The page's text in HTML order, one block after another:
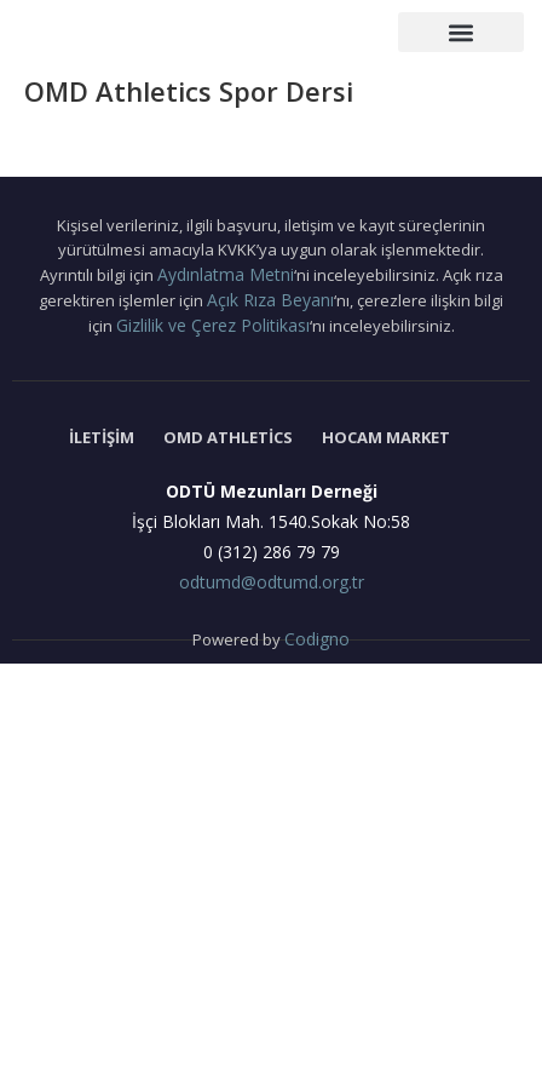
OMD Athletics Spor Dersi
Kişisel verileriniz, ilgili başvuru, iletişim ve kayıt süreçlerinin
yürütülmesi amacıyla KVKK’ya uygun olarak işlenmektedir.
Ayrıntılı bilgi için Aydınlatma Metni‘ni inceleyebilirsiniz. Açık rıza
gerektiren işlemler için Açık Rıza Beyanı‘nı, çerezlere ilişkin bilgi
için Gizlilik ve Çerez Politikası‘nı inceleyebilirsiniz.
İLETIŞIM OMD ATHLETICS HOCAM MARKET
ODTÜ Mezunları Derneği
İşçi Blokları Mah. 1540.Sokak No:58
0 (312) 286 79 79
odtumd@odtumd.org.tr
Powered byCodigno